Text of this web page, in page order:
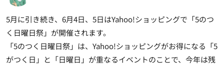
5月に引き続き、6月4日、5日はYahoo!ショッピングで「5のつ
く日曜日祭」が開催されます。
「5のつく日曜日祭」は、Yahoo!ショッピングがお得になる「5
がつく日」と「日曜日」が重なるイベントのことで、 今年は残